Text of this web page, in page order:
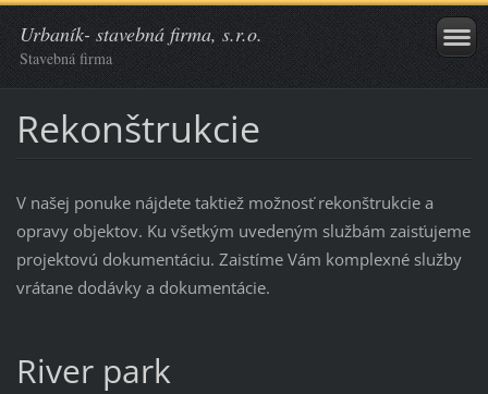
Urbaník- stavebná firma, s.r.o.
Stavebná firma
Rekonštrukcie
V našej ponuke nájdete taktiež možnosť rekonštrukcie a
opravy objektov. Ku všetkým uvedeným službám zaisťujeme
projektovú dokumentáciu. Zaistíme Vám komplexné služby
vrátane dodávky a dokumentácie.
River park